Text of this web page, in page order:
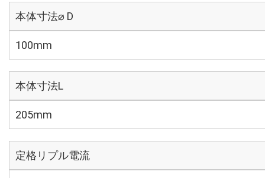
本体寸法⌀ D
100mm
本体寸法L
205mm
定格リプル電流